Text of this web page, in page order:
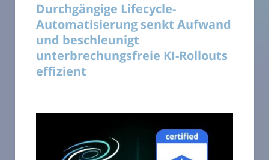
Durchgängige Lifecycle-
Automatisierung senkt Aufwand
und beschleunigt
unterbrechungsfreie KI-Rollouts
effizient